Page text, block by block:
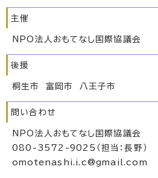
主催
NPO法人おもてなし国際協議会
後援
桐生市 富岡市 八王子市
問い合わせ
NPO法人おもてなし国際協議会
080-3572-9025（担当：長野）
omotenashi.i.c@gmail.com